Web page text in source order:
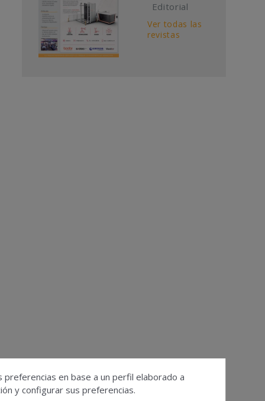
Editorial
Ver todas las
revistas
en base a un perfil elaborado a
y configurar sus preferencias.